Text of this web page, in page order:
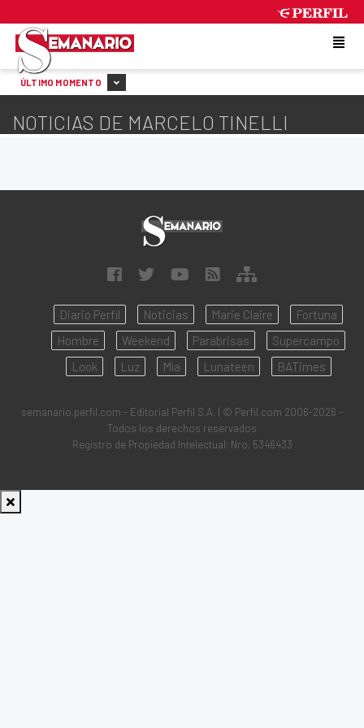
ÚLTIMO MOMENTO
NOTICIAS DE MARCELO TINELLI
Diario Perfil Noticias Marie Claire
Fortuna
Hombre
Weekend Parabrisas
Supercampo
Look
Luz Mía Lunateen BATimes
semanario.perfil.com - Editorial Perfil S.A. | © Perfil.com 2006-2026 -
Todos los derechos reservados
Registro de Propiedad Intelectual: Nro. 5346433